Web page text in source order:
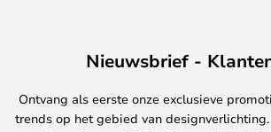
Nieuwsbrief -
Ontvang als eerste onze exclusieve
trends op het gebied van